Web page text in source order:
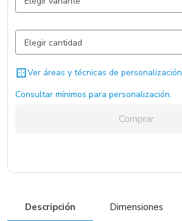
Azul / Azul / .
Rojo / Rojo / .
Gris Claro / Gris Claro / .
Ver áreas y técnicas de personalización
Consultar mínimos para personalización.
Comprar
Descripción Dimensiones